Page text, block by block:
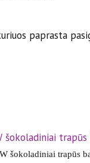
paprasta
šokoladiniai trapūs